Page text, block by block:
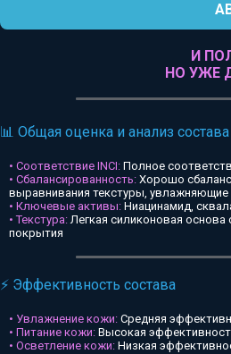
И
НО УЖЕ
📊 Общая оценка и анализ состава
• Соответствие INCI: Полное
• Сбалансированность: Хорошо
выравнивания текстуры,
• Ключевые активы: Ниацинамид,
• Текстура:Легкая силиконовая основа
покрытия
⚡ Эффективность состава
• Увлажнение кожи: Средняя
• Питание кожи: Высокая
• Осветление кожи: Низкая